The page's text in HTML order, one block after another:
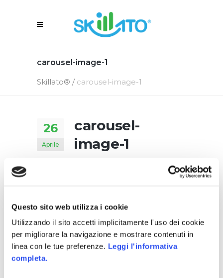
Questo sito web utilizza i cookie
Utilizzando il sito accetti implicitamente l'uso dei cookie
per migliorare la navigazione e mostrare contenuti in
linea con le tue preferenze. Leggi l'informativa
completa.
carousel-image-1
Skillato® / carousel-image-1
26
Aprile
carousel-
image-1